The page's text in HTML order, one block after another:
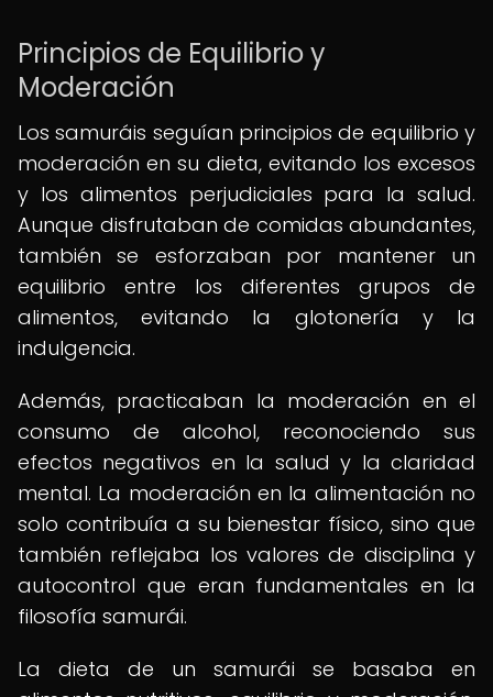
Principios de Equilibrio y
Moderación
Los samuráis seguían principios de equilibrio y
moderación en su dieta, evitando los excesos
y los alimentos perjudiciales para la salud.
Aunque disfrutaban de comidas abundantes,
también se esforzaban por mantener un
equilibrio entre los diferentes grupos de
alimentos, evitando la glotonería y la
indulgencia.
Además, practicaban la moderación en el
consumo de alcohol, reconociendo sus
efectos negativos en la salud y la claridad
mental. La moderación en la alimentación no
solo contribuía a su bienestar físico, sino que
también reflejaba los valores de disciplina y
autocontrol que eran fundamentales en la
filosofía samurái.
La dieta de un samurái se basaba en